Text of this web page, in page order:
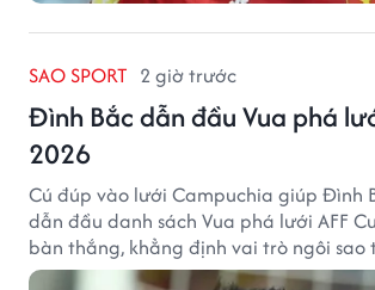
SAO SPORT 2 giờ trước
Đình Bắc dẫn đầu Vua phá
2026
Cú đúp vào lưới Campuchia giúp Đình
dẫn đầu danh sách Vua phá lưới AFF
bàn thắng, khẳng định vai trò ngôi sao
tuyển Việt Nam.